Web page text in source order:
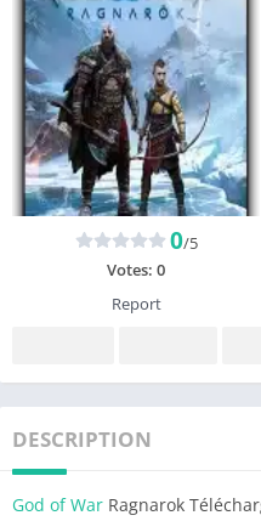
0/5
Votes: 0
Report
DESCRIPTION
God of War Ragnarok